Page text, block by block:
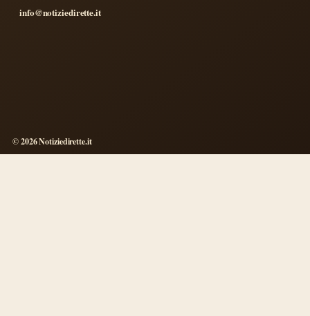
info@notiziedirette.it
© 2026 Notiziedirette.it